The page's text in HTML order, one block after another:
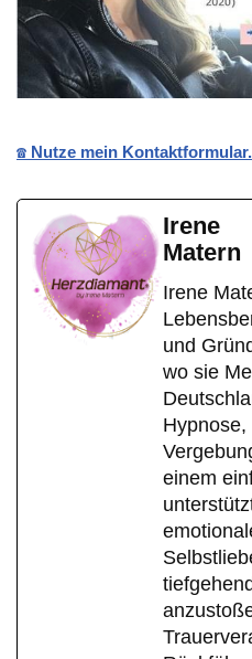
☎️ Nutze mein Kontaktformular.
Irene
Matern
Irene
und
wo sie
einem